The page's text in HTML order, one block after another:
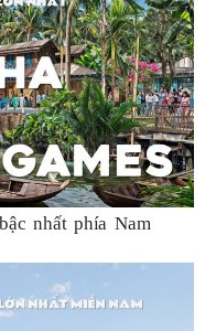
nhất phía Nam